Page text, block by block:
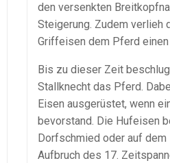
den versenkten
Steigerung. Zudem verlieh
Griffeisen dem Pferd
Bis zu dieser Zeit
Stallknecht das Pferd.
Eisen ausgerüstet, wenn
bevorstand. Die Hufeisen
Dorfschmied oder auf dem
Aufbruch des 17.